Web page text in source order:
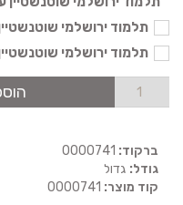
תלמוד ירושלמי שוטנשטיין
תלמוד ירושלמי שוטנשטיין
ברקוד:
גודל: גדול
קוד מוצר: